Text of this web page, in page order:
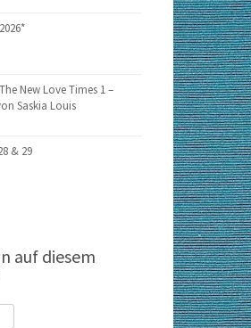
New Love Times 1 –
Saskia Louis
& 29
auf diesem